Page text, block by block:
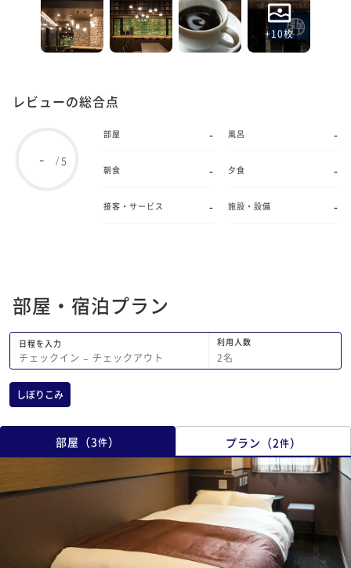
+10枚
レビューの総合点
- /5
部屋 - 風呂 -
朝食 - 夕食 -
接客・サービス - 施設・設備 -
部屋・宿泊プラン
日程を入力
チェックイン − チェックアウト
利用人数
2名
しぼりこみ
部屋 （3件） プラン （2件）